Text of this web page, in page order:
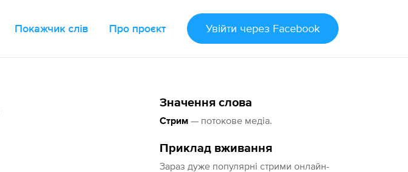
Покажчик слів Про проєкт Увійти через Facebook
Значення слова
Стрим — потокове медіа.
Приклад вживання
Зараз дуже популярні стрими онлайн-